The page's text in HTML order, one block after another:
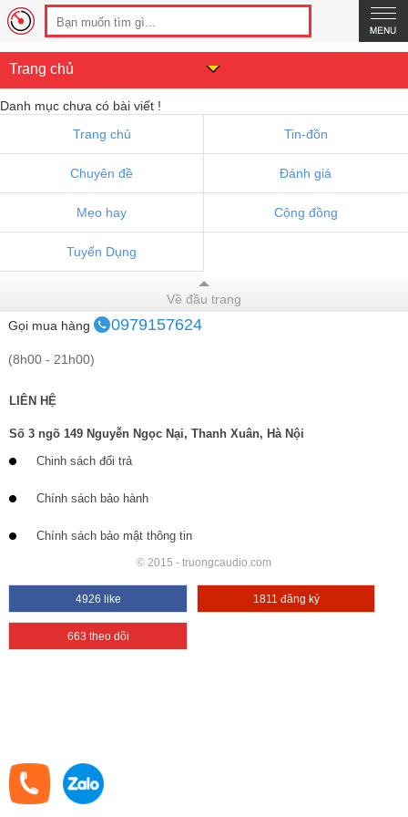
Trang chủ
Danh mục chưa có bài viết !
Trang chủ
Tin-đồn
Chuyên đề Đánh giá
Mẹo hay Cộng đồng
Tuyển Dụng
Về đầu trang
Gọi mua hàng
0979157624
(8h00 - 21h00)
LIÊN HỆ
Số 3 ngõ 149 Nguyễn Ngọc Nại, Thanh Xuân, Hà Nội
Chinh sách đổi trả
Chính sách bảo hành
Chính sách bảo mật thông tin
© 2015 - truongcaudio.com
4926 like 1811 đăng ký
663 theo dõi